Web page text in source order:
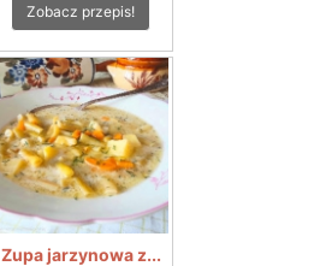
Zobacz przepis!
Zupa jarzynowa z...